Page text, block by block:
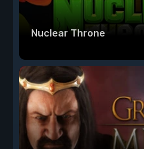
Nuclear Throne